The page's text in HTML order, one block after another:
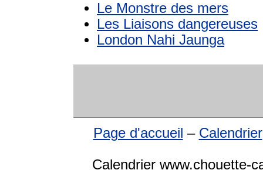
Le Monstre des mers
Les Liaisons dangereuses
London Nahi Jaunga
Page d'accueil – Calendrier
Calendrier www.chouette-